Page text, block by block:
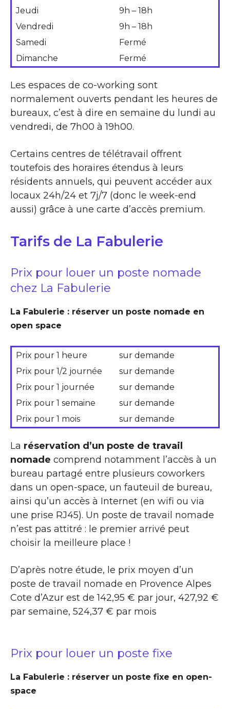
Jeudi
9h – 18h
Vendredi
9h – 18h
Samedi
Fermé
Dimanche
Fermé
Les espaces de co-working sont
normalement ouverts pendant les heures de
bureaux, c’est à dire en semaine du lundi au
vendredi, de 7h00 à 19h00.
Certains centres de télétravail offrent
toutefois des horaires étendus à leurs
résidents annuels, qui peuvent accéder aux
locaux 24h/24 et 7j/7 (donc le week-end
aussi) grâce à une carte d’accès premium.
Tarifs de La Fabulerie
Prix pour louer un poste nomade
chez La Fabulerie
La Fabulerie : réserver un poste nomade en
open space
Prix pour 1 heure
sur demande
Prix pour 1/2 journée
sur demande
Prix pour 1 journée
sur demande
Prix pour 1 semaine
sur demande
Prix pour 1 mois
sur demande
La réservation d’un poste de travail
nomade comprend notamment l’accès à un
bureau partagé entre plusieurs coworkers
dans un open-space, un fauteuil de bureau,
ainsi qu’un accès à Internet (en wifi ou via
une prise RJ45). Un poste de travail nomade
n’est pas attitré : le premier arrivé peut
choisir la meilleure place !
D’après notre étude, le prix moyen d’un
poste de travail nomade en Provence Alpes
Cote d’Azur est de 142,95 € par jour, 427,92 €
par semaine, 524,37 € par mois
Prix pour louer un poste fixe
La Fabulerie : réserver un poste fixe en open-
space